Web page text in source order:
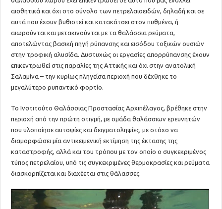
αισθητικά και όχι στο σύνολο των πετρελαιοειδών, δηλαδή και σε
αυτά που έχουν βυθιστεί και κατακάτσει στον πυθμένα, ή
αιωρούνται και μετακινούνται με τα θαλάσσια ρεύματα,
αποτελώντας βασική πηγή ρύπανσης και εισόδου τοξικών ουσιών
στην τροφική αλυσίδα. Δυστυχώς οι εργασίες απορρύπανσης έχουν
επικεντρωθεί στις παραλίες της Αττικής και όχι στην ανατολική
Σαλαμίνα – την κυρίως πληγείσα περιοχή που δέχθηκε το
μεγαλύτερο ρυπαντικό φορτίο.
Το Ινστιτούτο Θαλάσσιας Προστασίας Αρχιπέλαγος, βρέθηκε στην
περιοχή από την πρώτη στιγμή, με ομάδα θαλάσσιων ερευνητών
που υλοποίησε αυτοψίες και δειγματοληψίες, με στόχο να
διαμορφώσει μία αντικειμενική εκτίμηση της έκτασης της
καταστροφής, αλλά και του τρόπου με τον οποίο ο συγκεκριμένος
τύπος πετρελαίου, υπό τις συγκεκριμένες θερμοκρασίες και ρεύματα
διασκορπίζεται και διαχέεται στις θάλασσες.